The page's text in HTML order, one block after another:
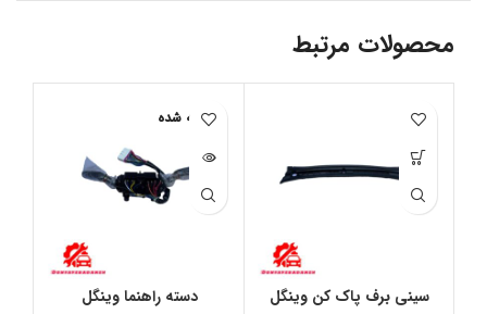
محصولات مرتبط
سینی برف پاک کن وینگل
فروخته شده
دسته راهنما وینگل